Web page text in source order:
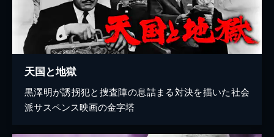
天国と地獄
黒澤明が誘拐犯と捜査陣の息詰まる対決を描いた社会
派サスペンス映画の金字塔